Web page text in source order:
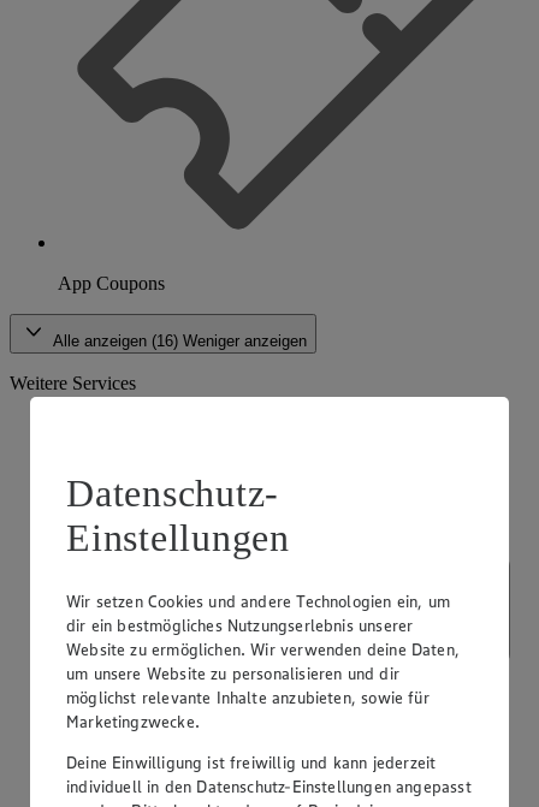
App Coupons
Alle anzeigen (16) Weniger anzeigen
Weitere Services
Datenschutz-
Einstellungen
Wir setzen Cookies und andere Technologien ein, um
dir ein bestmögliches Nutzungserlebnis unserer
Website zu ermöglichen. Wir verwenden deine Daten,
um unsere Website zu personalisieren und dir
möglichst relevante Inhalte anzubieten, sowie für
Marketingzwecke.
Deine Einwilligung ist freiwillig und kann jederzeit
individuell in den Datenschutz-Einstellungen angepasst